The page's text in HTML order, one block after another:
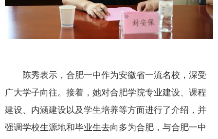
陈秀表示，合肥一中作为安徽省一流名校，深受
广大学子向往。接着，她对合肥学院专业建设、课程
建设、内涵建设以及学生培养等方面进行了介绍，并
强调学校生源地和毕业生去向多为合肥，与合肥一中